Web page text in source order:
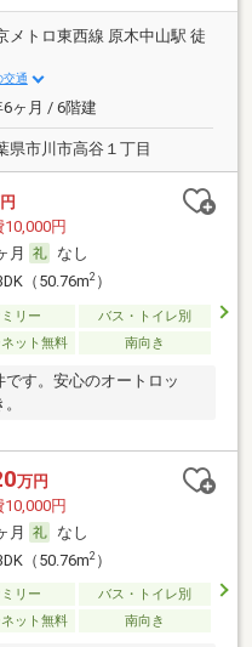
メトロ東西線 原木中山駅 徒
交通
ヶ月 / 6階建
県市川市高谷１丁目
円
月
なし
（50.76m2）
リー
バス・トイレ別
ット無料 南向き
す。安心のオートロッ
万円
円
月
なし
（50.76m2）
リー
バス・トイレ別
ット無料 南向き